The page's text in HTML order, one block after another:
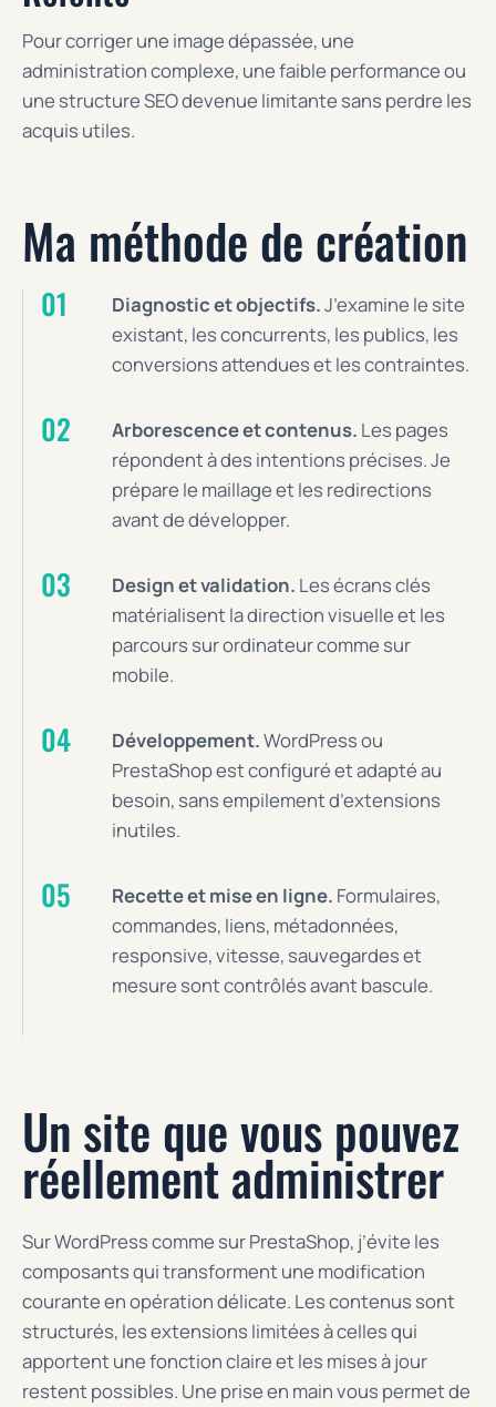
Pour corriger une image dépassée, une
administration complexe, une faible performance ou
une structure SEO devenue limitante sans perdre les
acquis utiles.
Ma méthode de création
Diagnostic et objectifs.J’examine le site
existant, les concurrents, les publics, les
conversions attendues et les contraintes.
Arborescence et contenus. Les pages
répondent à des intentions précises. Je
prépare le maillage et les redirections
avant de développer.
Design et validation. Les écrans clés
matérialisent la direction visuelle et les
parcours sur ordinateur comme sur
mobile.
Développement.WordPress ou
PrestaShop est configuré et adapté au
besoin, sans empilement d’extensions
inutiles.
Recette et mise en ligne. Formulaires,
commandes, liens, métadonnées,
responsive, vitesse, sauvegardes et
mesure sont contrôlés avant bascule.
Un site que vous pouvez
réellement administrer
Sur WordPress comme sur PrestaShop, j’évite les
composants qui transforment une modification
courante en opération délicate. Les contenus sont
structurés, les extensions limitées à celles qui
apportent une fonction claire et les mises à jour
restent possibles. Une prise en main vous permet de